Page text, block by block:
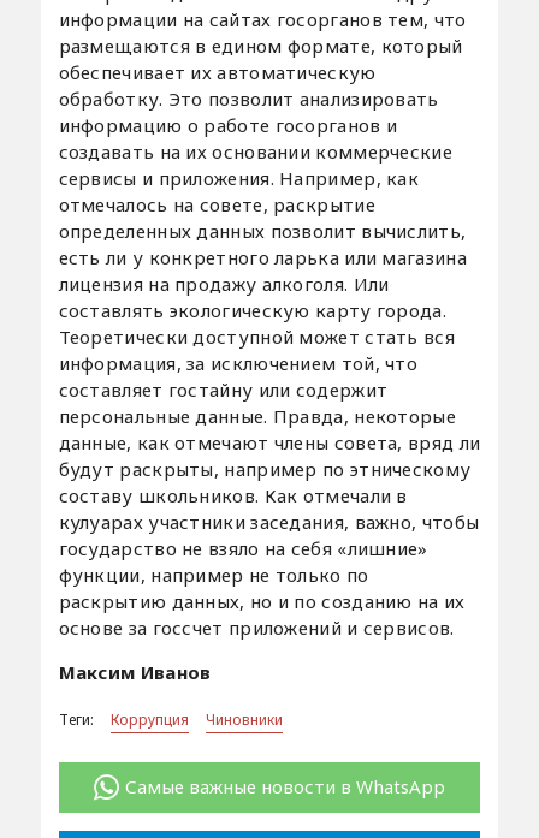
информации на сайтах госорганов тем, что
размещаются в едином формате, который
обеспечивает их автоматическую
обработку. Это позволит анализировать
информацию о работе госорганов и
создавать на их основании коммерческие
сервисы и приложения. Например, как
отмечалось на совете, раскрытие
определенных данных позволит вычислить,
есть ли у конкретного ларька или магазина
лицензия на продажу алкоголя. Или
составлять экологическую карту города.
Теоретически доступной может стать вся
информация, за исключением той, что
составляет гостайну или содержит
персональные данные. Правда, некоторые
данные, как отмечают члены совета, вряд ли
будут раскрыты, например по этническому
составу школьников. Как отмечали в
кулуарах участники заседания, важно, чтобы
государство не взяло на себя «лишние»
функции, например не только по
раскрытию данных, но и по созданию на их
основе за госсчет приложений и сервисов.
Максим Иванов
Теги: Коррупция Чиновники
Самые важные новости в WhatsApp